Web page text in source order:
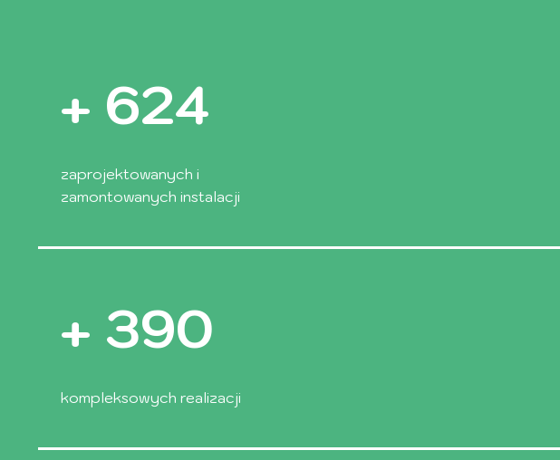
+ 952
zaprojektowanych i
zamontowanych instalacji
+ 595
kompleksowych realizacji